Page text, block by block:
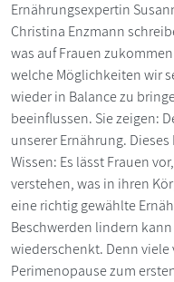
Ernährungsexpertin
Christina Enzmann
was auf Frauen
welche Möglichkeiten wir
wieder in Balance zu
beeinflussen. Sie zeigen:
unserer Ernährung.
Wissen: Es lässt Frauen
verstehen, was in ihren
eine richtig gewählte
Beschwerden lindern
wiederschenkt. Denn
Perimenopause zum